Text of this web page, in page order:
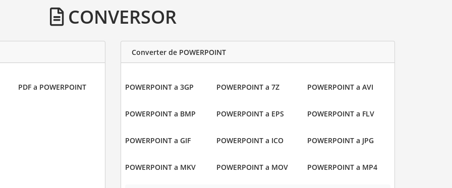
CONVERSOR
PDF a POWERPOINT
Converter de POWERPOINT
POWERPOINT a 3GP POWERPOINT a 7Z POWERPOINT a AVI
POWERPOINT a BMP POWERPOINT a EPS POWERPOINT a FLV
POWERPOINT a GIF POWERPOINT a ICO POWERPOINT a JPG
POWERPOINT a MKV POWERPOINT a MOV POWERPOINT a MP4